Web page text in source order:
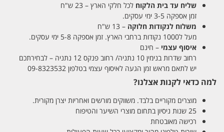
שליח עד בית הלקוח לכל חלקי הארץ – 23 ש"ח
זמן אספקה 3-5 ימי עסקים.
משלוח לנקודות חלוקה – 13 ש"ח
מעל ל1000 נקודות ברחבי הארץ. זמן אספקה 5-8 ימי עסקים.
איסוף עצמי – חינם
רחוב שדרות בנימין 10 נתניה/ רחוב פנקס 12 נתניה – לבחירתכם
יש לתאם מראש זמן הגעה לאיסוף עצמי בטלפון 09-8323532
למה כדאי לקנות אצלנו?
מוצרים מקוריים בלבד. משווקים מורשים ואחריות יצרן מקורית.
25 שנות ניסיון בתחום מוצרי השיער והטיפוח
רכישה מאובטחת